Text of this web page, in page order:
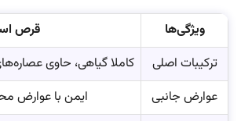
ویژگی‌ها
قرص
ترکیبات اصلی
کاملا گیاهی، حاوی
عوارض جانبی
ایمن با عوارض